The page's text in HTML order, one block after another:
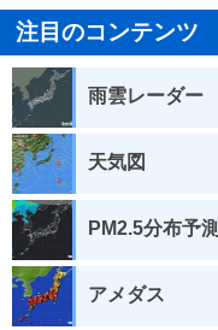
注目のコンテンツ
雨雲レーダー
天気図
PM2.5分布予測
アメダス